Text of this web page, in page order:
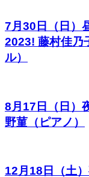
7月30日（日）
2023! 藤村佳乃
ル）
8月17日（日）
野菫（ピアノ）
12月18日（土